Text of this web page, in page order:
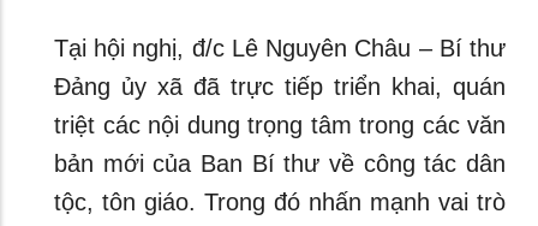
Tại hội nghị, đ/c Lê Nguyên Châu – Bí thư
Đảng ủy xã đã trực tiếp triển khai, quán
triệt các nội dung trọng tâm trong các văn
bản mới của Ban Bí thư về công tác dân
tộc, tôn giáo. Trong đó nhấn mạnh vai trò